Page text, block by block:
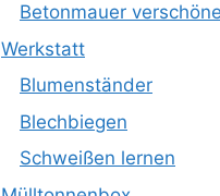
Betonmauer
Werkstatt
Blumenständer
Blechbiegen
Schweißen lernen